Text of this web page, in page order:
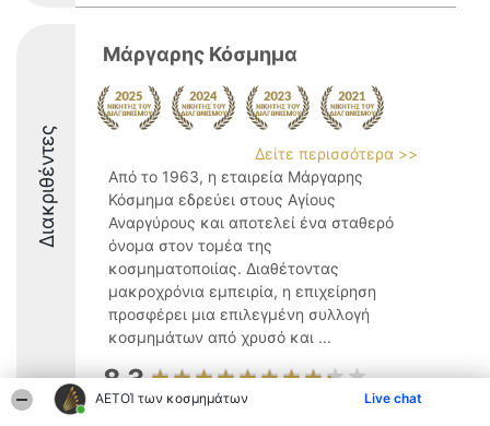
ΑΕΤΟΊ των κοσμημάτων Live chat
Διακριθέντες
Μάργαρης Κόσμημα
Δείτε περισσότερα >>
Από το 1963, η εταιρεία Μάργαρης
Κόσμημα εδρεύει στους Αγίους
Αναργύρους και αποτελεί ένα σταθερό
όνομα στον τομέα της
κοσμηματοποιίας. Διαθέτοντας
μακροχρόνια εμπειρία, η επιχείρηση
προσφέρει μια επιλεγμένη συλλογή
κοσμημάτων από χρυσό και ...
8.3